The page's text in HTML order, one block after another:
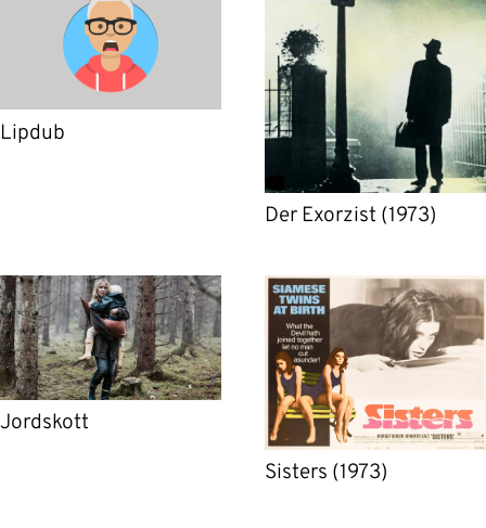
Lipdub
Der Exorzist (1973)
Jordskott
Sisters (1973)